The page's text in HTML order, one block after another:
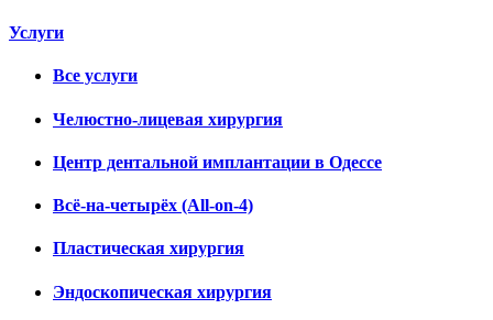
Услуги
Все услуги
Челюстно-лицевая хирургия
Центр дентальной имплантации в Одессе
Всё-на-четырёх (All-on-4)
Пластическая хирургия
Эндоскопическая хирургия